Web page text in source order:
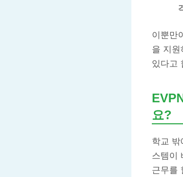
이뿐만
을 지원
있다고
요?
학교 밖
스템이
근무를